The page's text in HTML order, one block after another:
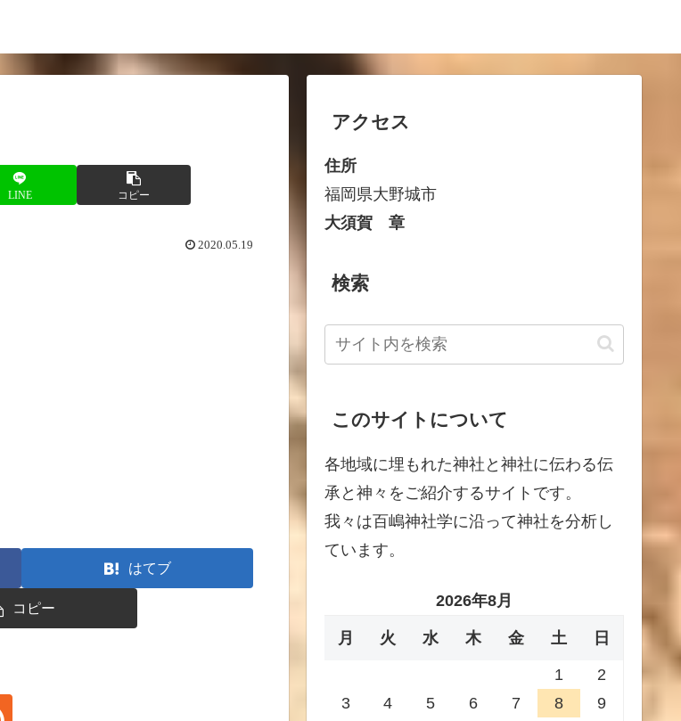
LINE コピー
2020.05.19
はてブ
コピー
アクセス
住所
福岡県大野城市
大須賀 章
検索
このサイトについて
各地域に埋もれた神社と神社に伝わる伝
承と神々をご紹介するサイトです。
我々は百嶋神社学に沿って神社を分析し
ています。
2026年8月
月 火 水 木 金 土 日
1
2
3
4 5 6 7 8
9